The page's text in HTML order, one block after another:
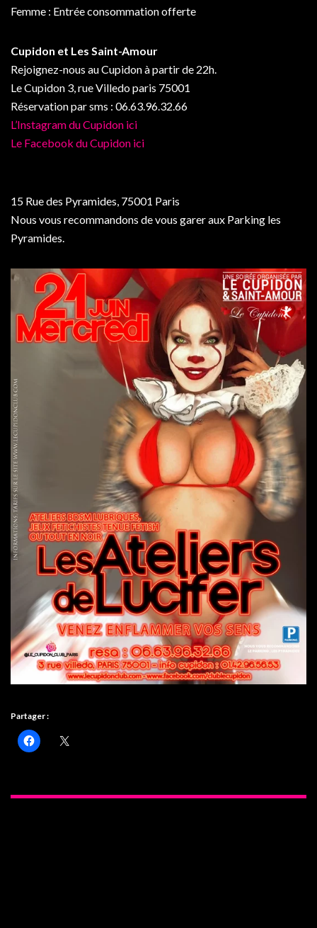
Femme : Entrée consommation offerte
Cupidon et Les Saint-Amour
Rejoignez-nous au Cupidon à partir de 22h.
Le Cupidon 3, rue Villedo paris 75001
Réservation par sms : 06.63.96.32.66
L’Instagram du Cupidon ici
Le Facebook du Cupidon ici
15 Rue des Pyramides, 75001 Paris
Nous vous recommandons de vous garer aux Parking les
Pyramides.
Partager :